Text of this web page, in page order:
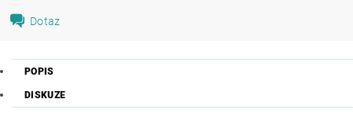
Dotaz
POPIS
DISKUZE